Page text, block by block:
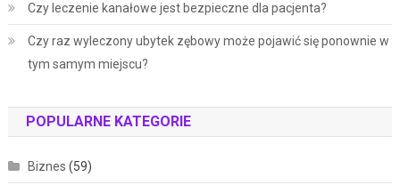
Czy leczenie kanałowe jest bezpieczne dla pacjenta?
Czy raz wyleczony ubytek zębowy może pojawić się ponownie w
tym samym miejscu?
POPULARNE KATEGORIE
Biznes (59)